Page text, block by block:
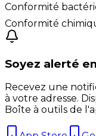
Conformité
Conformité
Soyez alerté
Recevez une
à votre adresse.
Boîte à outils de